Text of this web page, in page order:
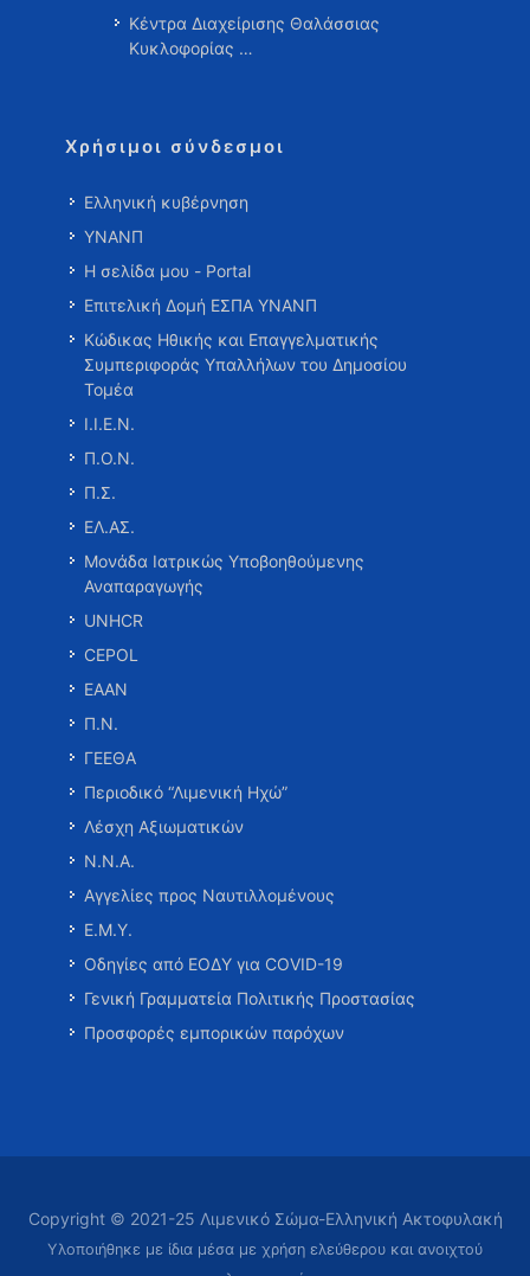
Κέντρα Διαχείρισης Θαλάσσιας
Κυκλοφορίας …
Χρήσιμοι σύνδεσμοι
Ελληνική κυβέρνηση
ΥΝΑΝΠ
Η σελίδα μου - Portal
Επιτελική Δομή ΕΣΠΑ ΥΝΑΝΠ
Κώδικας Ηθικής και Επαγγελματικής
Συμπεριφοράς Υπαλλήλων του Δημοσίου
Τομέα
Ι.Ι.Ε.Ν.
Π.Ο.Ν.
Π.Σ.
ΕΛ.ΑΣ.
Μονάδα Ιατρικώς Υποβοηθούμενης
Αναπαραγωγής
UNHCR
CEPOL
ΕΑΑΝ
Π.Ν.
ΓΕΕΘΑ
Περιοδικό “Λιμενική Ηχώ”
Λέσχη Αξιωματικών
Ν.Ν.Α.
Αγγελίες προς Ναυτιλλομένους
Ε.Μ.Υ.
Οδηγίες από ΕΟΔΥ για COVID-19
Γενική Γραμματεία Πολιτικής Προστασίας
Προσφορές εμπορικών παρόχων
Copyright © 2021-25 Λιμενικό Σώμα-Ελληνική Ακτοφυλακή
Υλοποιήθηκε με ίδια μέσα με χρήση ελεύθερου και ανοιχτού